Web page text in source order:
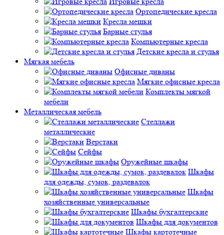
Ортопедические кресла
Кресла мешки
Барные стулья
Компьютерные кресла
Детские кресла и стулья
Мягкая мебель
Офисные диваны
Мягкие офисные кресла
Комплекты мягкой
мебели
Металлическая мебель
Стеллажи
металлические
Верстаки
Сейфы
Оружейные шкафы
Шкафы
для одежды, сумок, раздевалок
Шкафы
хозяйственные универсальные
Шкафы бухгалтерские
Шкафы для документов
Шкафы картотечные